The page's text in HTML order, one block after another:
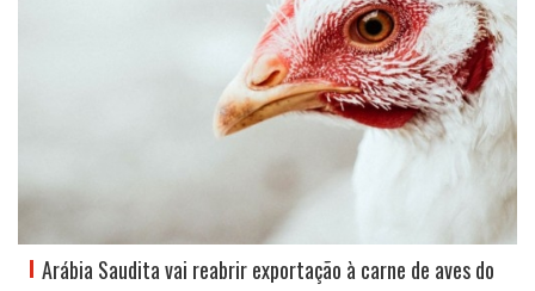
Arábia Saudita vai reabrir exportação à carne de aves do